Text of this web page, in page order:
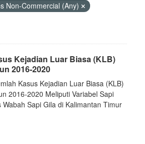
Non-Commercial (Any)
Kejadian Luar Biasa (KLB)
2016-2020
Kasus Kejadian Luar Biasa (KLB)
2016-2020 Meliputi Variabel Sapi
Sapi Gila di Kalimantan Timur